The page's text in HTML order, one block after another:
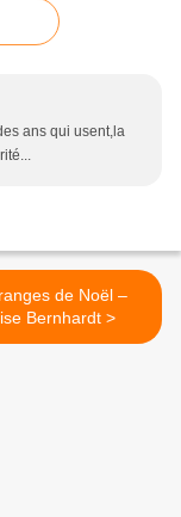
ans qui usent,la
de Noël –
Denise Bernhardt >